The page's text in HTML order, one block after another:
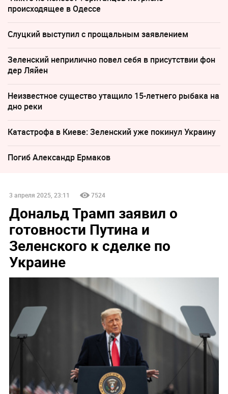
происходящее в Одессе
Слуцкий выступил с прощальным заявлением
Зеленский неприлично повел cебя в присутствии фон
дер Ляйен
Неизвестное существо утащило 15-летнего рыбака на
дно реки
Катастрофа в Киеве: Зеленский уже покинул Украину
Погиб Александр Ермаков
3 апреля 2025, 23:11 7524
Дональд Трамп заявил о
готовности Путина и
Зеленского к сделке по
Украине